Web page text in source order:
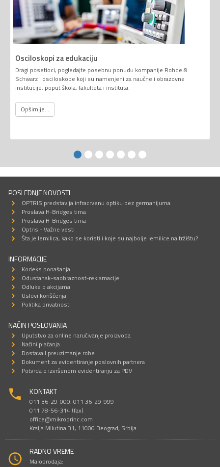
Osciloskopi za edukaciju
Dragi posetioci, pogledajte posebnu ponudu kompanije Rohde &
Schwarz i osciloskope koji su namenjeni za naučne i obrazovne
institucije, poput škola, fakulteta i instituta.
Opširnije...
POSLEDNJE NOVOSTI
OPTRIS predstavlja infracrvenu optiku bez germanijuma
Proslava H-Bridges tima
Proslava H-Bridges tima
Optris - Važne vesti
Šta je lemilica, kako se koristi i koje su najbolje lemilice na tržištu?
INFORMACIJE
Kodeks ponašanja
Odustanak-saobraznost-reklamacije
Odluke o akcijama
Uslovi korišćenja
Politika privatnosti
NAČIN POSLOVANJA
Uputstvo za online naručivanje proizvoda
Načini plaćanja
Dostava I preuzimanje robe
Dokument za evidentiranje poslovnih partnera
Potvrda o izvršenom evidentiranju za PDV
KONTAKT
011 36-29-000; 011 36-29-999
011 78-56-314 (fax)
office@mikroprinc.com
Kralja Milutina 31, 11000 Beograd, Srbija
RADNO VREME
Maloprodaja: